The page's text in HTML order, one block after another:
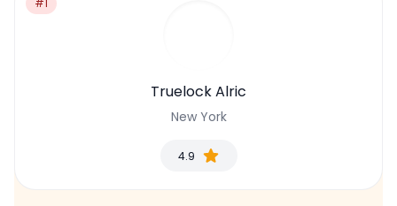
#1
Truelock Alric
New York
4.9